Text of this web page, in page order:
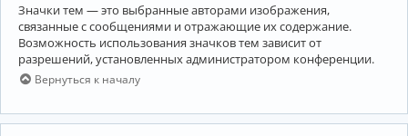
Значки тем — это выбранные авторами изображения,
связанные с сообщениями и отражающие их содержание.
Возможность использования значков тем зависит от
разрешений, установленных администратором конференции.
Вернуться к началу